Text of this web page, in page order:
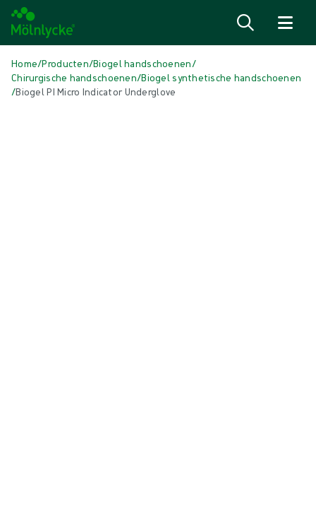
Home/Producten/Biogel handschoenen/
Chirurgische handschoenen/Biogel synthetische handschoenen
/Biogel PI Micro Indicator Underglove